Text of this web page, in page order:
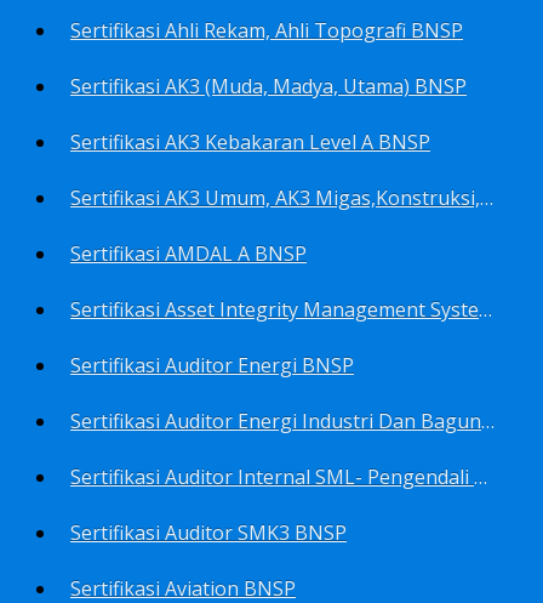
Sertifikasi Ahli Rekam, Ahli Topografi BNSP
Sertifikasi AK3 (Muda, Madya, Utama) BNSP
Sertifikasi AK3 Kebakaran Level A BNSP
Sertifikasi AK3 Umum, AK3 Migas,Konstruksi,Listrik&Boiler BNSP
Sertifikasi AMDAL A BNSP
Sertifikasi Asset Integrity Management System BNSP
Sertifikasi Auditor Energi BNSP
Sertifikasi Auditor Energi Industri Dan Bagunan Gedung BNSP
Sertifikasi Auditor Internal SML- Pengendali Dan Penerapan SML- Perencana SML- Manajer SML- Pengendali Dokumen SML BNSP
Sertifikasi Auditor SMK3 BNSP
Sertifikasi Aviation BNSP